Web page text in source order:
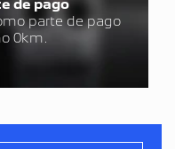
de pago
parte de pago
0km.